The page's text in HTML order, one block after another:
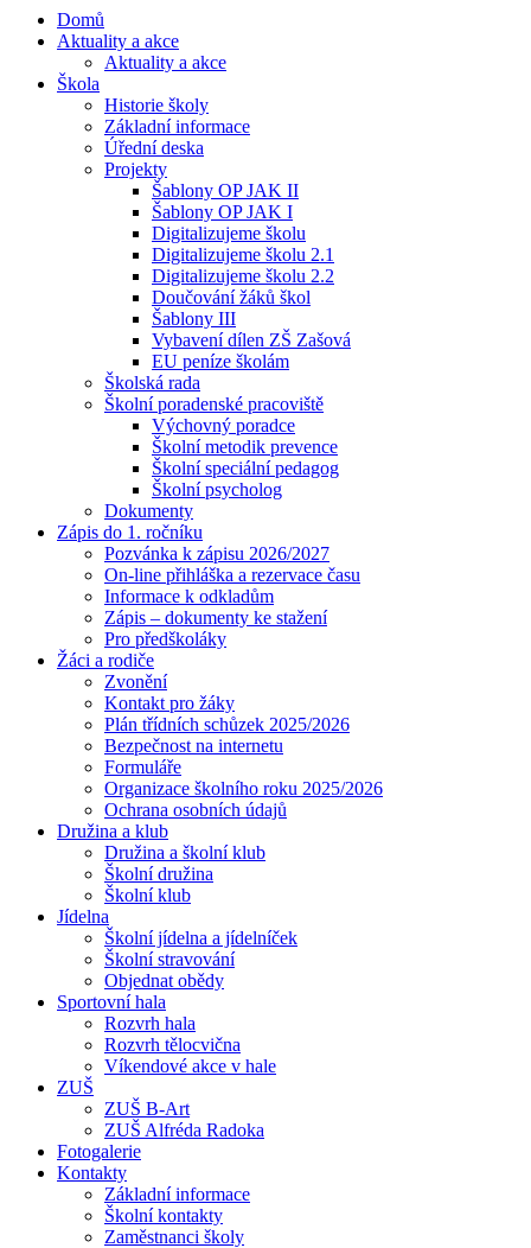
Domů
Aktuality a akce
Aktuality a akce
Škola
Historie školy
Základní informace
Úřední deska
Projekty
Šablony OP JAK II
Šablony OP JAK I
Digitalizujeme školu
Digitalizujeme školu 2.1
Digitalizujeme školu 2.2
Doučování žáků škol
Šablony III
Vybavení dílen ZŠ Zašová
EU peníze školám
Školská rada
Školní poradenské pracoviště
Výchovný poradce
Školní metodik prevence
Školní speciální pedagog
Školní psycholog
Dokumenty
Zápis do 1. ročníku
Pozvánka k zápisu 2026/2027
On-line přihláška a rezervace času
Informace k odkladům
Zápis – dokumenty ke stažení
Pro předškoláky
Žáci a rodiče
Zvonění
Kontakt pro žáky
Plán třídních schůzek 2025/2026
Bezpečnost na internetu
Formuláře
Organizace školního roku 2025/2026
Ochrana osobních údajů
Družina a klub
Družina a školní klub
Školní družina
Školní klub
Jídelna
Školní jídelna a jídelníček
Školní stravování
Objednat obědy
Sportovní hala
Rozvrh hala
Rozvrh tělocvična
Víkendové akce v hale
ZUŠ
ZUŠ B-Art
ZUŠ Alfréda Radoka
Fotogalerie
Kontakty
Základní informace
Školní kontakty
Zaměstnanci školy